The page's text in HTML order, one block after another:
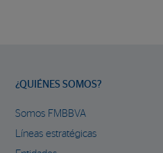
¿QUIÉNES SOMOS?
Somos FMBBVA
Líneas estratégicas